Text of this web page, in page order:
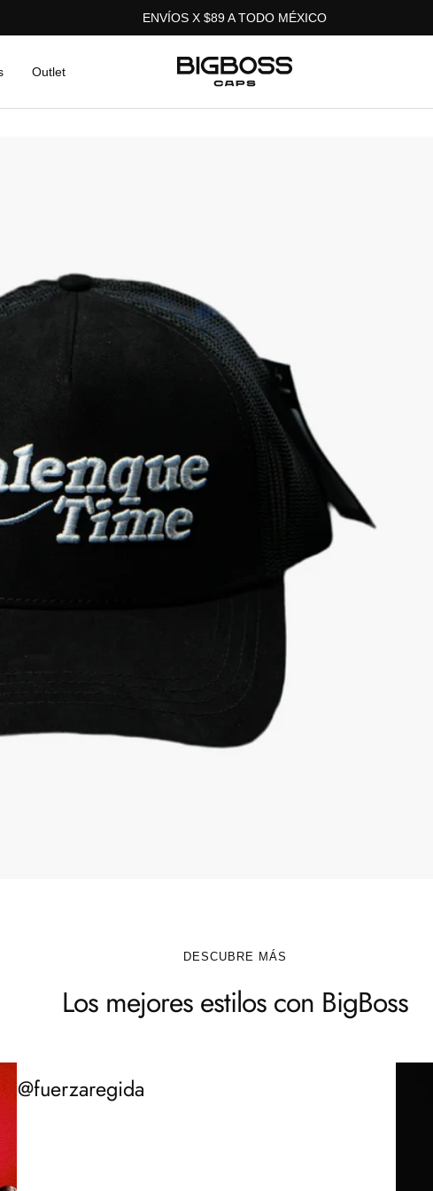
ENVÍOS X $89 A TODO MÉXICO
Outlet
Bigboss
DESCUBRE MÁS
Los mejores estilos con BigBoss
@fuerzaregida